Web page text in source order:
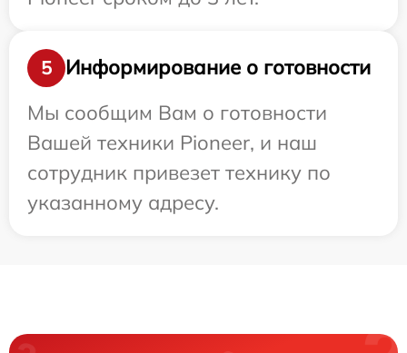
5
Информирование о готовности
Мы сообщим Вам о готовности
Вашей техники Pioneer, и наш
сотрудник привезет технику по
указанному адресу.